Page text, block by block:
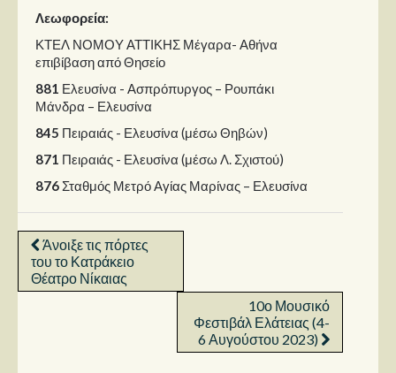
Λεωφορεία:
ΚΤΕΛ ΝΟΜΟΥ ΑΤΤΙΚΗΣ Μέγαρα- Αθήνα
επιβίβαση από Θησείο
881 Ελευσίνα - Ασπρόπυργος – Ρουπάκι
Μάνδρα – Ελευσίνα
845 Πειραιάς - Ελευσίνα (μέσω Θηβών)
871 Πειραιάς - Ελευσίνα (μέσω Λ. Σχιστού)
876 Σταθμός Μετρό Αγίας Μαρίνας – Ελευσίνα
Άνοιξε τις πόρτες
του το Κατράκειο
Θέατρο Νίκαιας
10ο Μουσικό
Φεστιβάλ Ελάτειας (4-
6 Αυγούστου 2023)